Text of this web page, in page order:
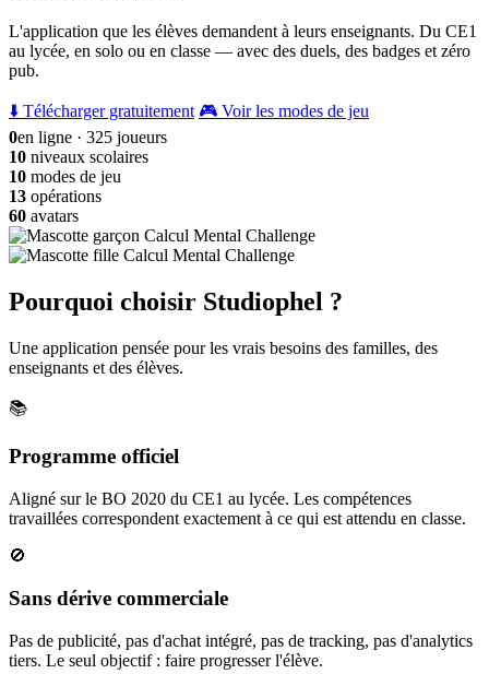
L'application que les élèves demandent à leurs enseignants. Du CE1
au lycée, en solo ou en classe — avec des duels, des badges et zéro
pub.
⬇️ Télécharger gratuitement 🎮 Voir les modes de jeu
0en ligne · 325 joueurs
10 niveaux scolaires
10 modes de jeu
13 opérations
60 avatars
Pourquoi choisir Studiophel ?
Une application pensée pour les vrais besoins des familles, des
enseignants et des élèves.
📚
Programme officiel
Aligné sur le BO 2020 du CE1 au lycée. Les compétences
travaillées correspondent exactement à ce qui est attendu en classe.
🚫
Sans dérive commerciale
Pas de publicité, pas d'achat intégré, pas de tracking, pas d'analytics
tiers. Le seul objectif : faire progresser l'élève.